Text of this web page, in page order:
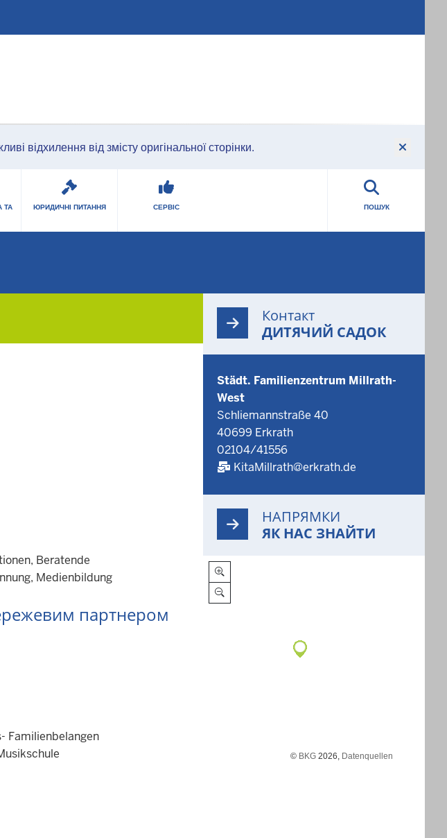
відхилення від змісту оригінальної сторінки.
ТА
ЮРИДИЧНІ ПИТАННЯ СЕРВІС ПОШУК
Beratende
Medienbildung
партнером
Familienbelangen
Контакт
ДИТЯЧИЙ САДОК
Städt. Familienzentrum Millrath-
West
Schliemannstraße 40
40699 Erkrath
02104/41556
KitaMillrath@erkrath.de
НАПРЯМКИ
ЯК НАС ЗНАЙТИ
© BKG 2026, Datenquellen